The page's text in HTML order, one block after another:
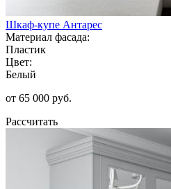
Шкаф-купе Антарес
Материал фасада:
Пластик
Цвет:
Белый
от 65 000 руб.
Рассчитать